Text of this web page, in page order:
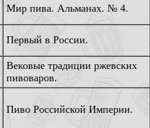
Мир пива. Альманах. № 4.
Первый в России.
Вековые традиции ржевских
пивоваров.
Пиво Российской Империи.